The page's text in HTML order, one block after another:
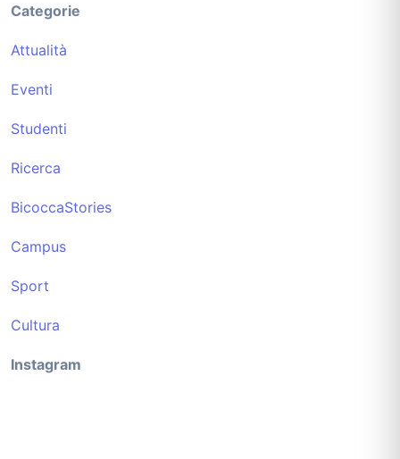
Categorie
Attualità
Eventi
Studenti
Ricerca
BicoccaStories
Campus
Sport
Cultura
Instagram